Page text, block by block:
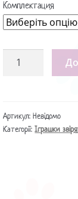
Комплектация
Іграшки
Котик
Муркотик
Артикул:Невідомо
Категорії:Іграшки